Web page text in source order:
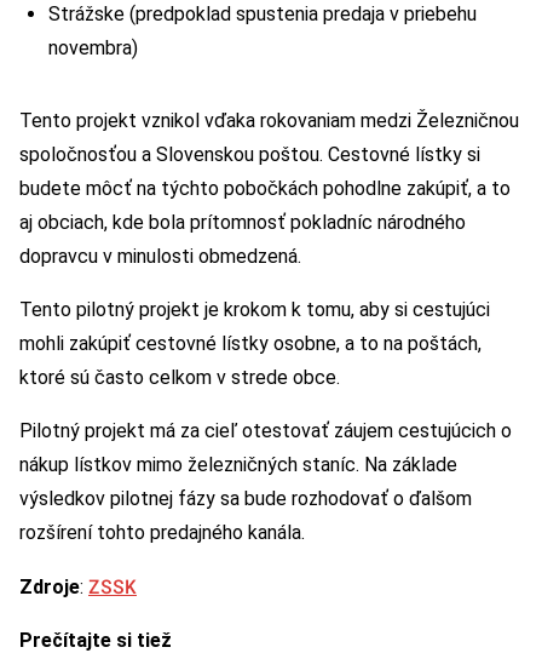
Strážske (predpoklad spustenia predaja v priebehu
novembra)
Tento projekt vznikol vďaka rokovaniam medzi Železničnou
spoločnosťou a Slovenskou poštou. Cestovné lístky si
budete môcť na týchto pobočkách pohodlne zakúpiť, a to
aj obciach, kde bola prítomnosť pokladníc národného
dopravcu v minulosti obmedzená.
Tento pilotný projekt je krokom k tomu, aby si cestujúci
mohli zakúpiť cestovné lístky osobne, a to na poštách,
ktoré sú často celkom v strede obce.
Pilotný projekt má za cieľ otestovať záujem cestujúcich o
nákup lístkov mimo železničných staníc. Na základe
výsledkov pilotnej fázy sa bude rozhodovať o ďalšom
rozšírení tohto predajného kanála.
Zdroje: ZSSK
Prečítajte si tiež